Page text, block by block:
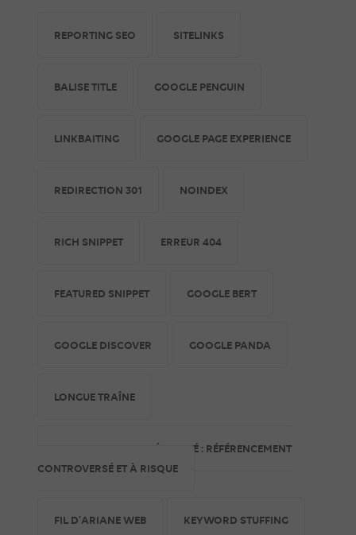
REPORTING SEO SITELINKS
BALISE TITLE GOOGLE PENGUIN
LINKBAITING GOOGLE PAGE EXPERIENCE
REDIRECTION 301 NOINDEX
RICH SNIPPET ERREUR 404
FEATURED SNIPPET GOOGLE BERT
GOOGLE DISCOVER GOOGLE PANDA
LONGUE TRAÎNE
LE CLOAKING SEO DÉCRYPTÉ : RÉFÉRENCEMENT
CONTROVERSÉ ET À RISQUE
FIL D'ARIANE WEB KEYWORD STUFFING